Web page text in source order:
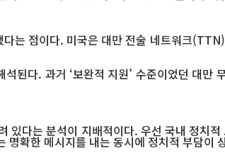
는 점이다. 미국은 대만 전술 네트워크
된다. 과거 ‘보완적 지원’ 수준이었던 대
다는 분석이 지배적이다. 우선 국내 정치
확한 메시지를 내는 동시에 정치적 부담이